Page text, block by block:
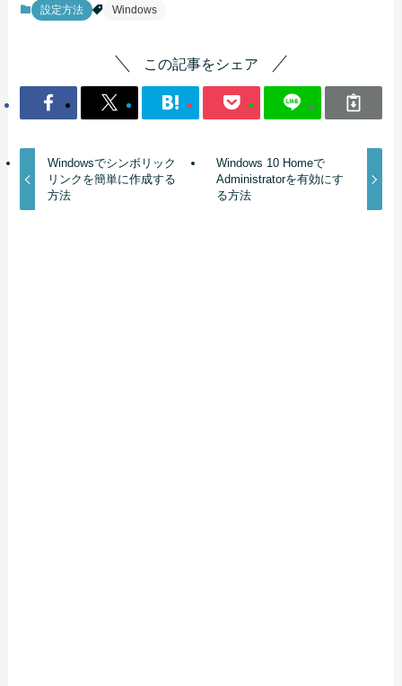
設定方法 Windows
この記事をシェア
Windowsでシンボリック
リンクを簡単に作成する
方法
Windows 10 Homeで
Administratorを有効にす
る方法